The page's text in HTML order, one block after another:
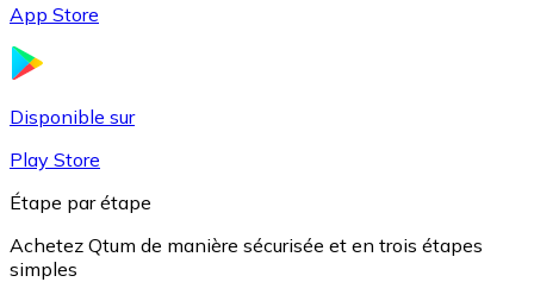
App Store
Disponible sur
Play Store
Étape par étape
Achetez Qtum de manière sécurisée et en trois étapes
simples